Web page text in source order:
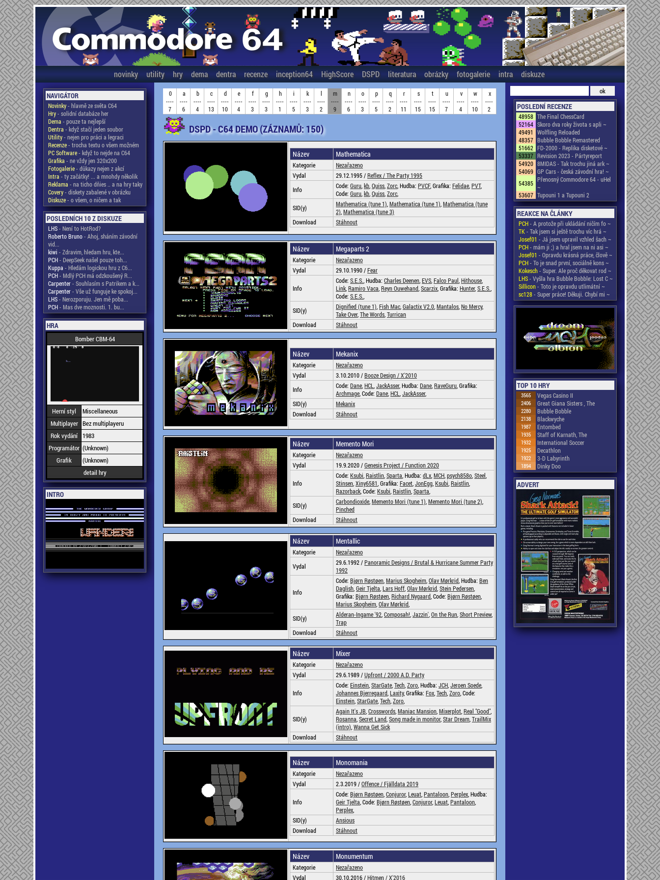
novinky utility hry dema dentra recenze inception64 HighScore DSPD literatura obrázky fotogalerie intra diskuze
NAVIGÁTOR
Novinky- hlavně ze světa C64
Hry- solidní databáze her
Dema - pouze ta nejlepší
Dentra - když stačí jeden soubor
Utility- nejen pro práci a legraci
Recenze- trocha textu o všem možném
PC Software- když to nejde na C64
Grafika - ne vždy jen 320x200
Fotogalerie- důkazy nejen z akcí
Intra - ty začátky! ... a mnohdy několik
Reklama - na ticho dňies .. a na hry taky
Covery- diskety zabalené v obrázku
Diskuze- o všem, o ničem a tak
POSLEDNÍCH 10 Z DISKUZE
LHS- Není to HotRod?
Roberto Bruno- Ahoj, sháním závodní
vid...
kiwi - Zdravim, hledam hru, kte...
PCH- DeepSeek našel pouze toh...
Kuppa - Hledám logickou hru z C6...
PCH- Mdlý PCH má odzkoušený R...
Carpenter- Souhlasím s Patrikem a k...
Carpenter- Vše už funguje ke spokoj...
LHS- Nerozporuju. Jen mě poba...
PCH- Mas dve moznosti. 1. bu...
HRA
Bomber CBM-64
Herní styl
Miscellaneous
Multiplayer Bez multiplayeru
Rok vydání
1983
Programátor (Unknown)
Grafik
(Unknown)
detail hry
INTRO
0
----
7
a
----
6
b
----
4
c
----
13
d
----
10
e
----
4
f
----
3
g
----
3
h
----
1
i
----
5
k
----
3
l
----
2
m
----
9
n
----
6
o
----
3
p
----
5
q
----
2
r
----
11
s
----
15
t
----
15
u
----
7
v
----
4
w
----
10
x
----
2
DSPD - C64 DEMO (ZÁZNAMŮ: 150)
Název Mathematica
Kategorie
Nezařazeno
Vydal
29.12.1995 /Reflex /The Party 1995
Info
Code: Guru kb Quiss Zorc , Hudba: PVCF, Grafika: Felidae PVT,
Code: Guru kb Quiss Zorc
SID(y)
Mathematica (tune 1) Mathematica (tune 1) Mathematica (tune
2) Mathematica (tune 3)
Download
Stáhnout
Název Megaparts 2
Kategorie
Nezařazeno
Vydal
29.10.1990 /Fear
Info
Code: S.E.S. , Hudba: Charles Deenen EVS Falco Paul Hithouse
Link Ramiro Vaca Reyn Ouwehand Scarzix , Grafika: Hunter, S.E.S.
Code: S.E.S.
SID(y)
Dignified (tune 1) Fish Mac Galactix V2.0 Mantalos No Mercy,
Take Over, The Words Turrican
Download
Stáhnout
Název Mekanix
Kategorie
Nezařazeno
Vydal
3.10.2010 /Booze Design /X'2010
Info
Code: Dane HCL JackAsser, Hudba: Dane RaveGuru , Grafika:
Archmage , Code: Dane HCL JackAsser,
SID(y)
Mekanix
Download
Stáhnout
Název Memento Mori
Kategorie
Nezařazeno
Vydal
19.9.2020 /Genesis Project /Function 2020
Info
Code: Ksubi Raistlin Sparta , Hudba: dLx MCH psych858o Steel
Stinsen Xiny6581 , Grafika: Facet JonEgg Ksubi Raistlin
Razorback , Code: Ksubi Raistlin Sparta
SID(y)
Carbondioxide Memento Mori (tune 1) Memento Mori (tune 2)
Pinched
Download
Stáhnout
Název Mentallic
Kategorie
Nezařazeno
Vydal
29.6.1992 /Panoramic Designs /Brutal & Hurricane Summer Party
1992
Info
Code: Bjørn Røstøen Marius Skogheim Olav Mørkrid , Hudba: Ben
Daglish Geir Tjelta Lars Hoff Olav Mørkrid Stein Pedersen
Grafika: Bjørn Røstøen Richard Nygaard , Code: Bjørn Røstøen
Marius Skogheim Olav Mørkrid
SID(y)
Alderan-Ingame '92 Composah! Jazzin' On the Run Short Preview,
Trap
Download
Stáhnout
Název Mixer
Kategorie
Nezařazeno
Vydal
29.6.1989 /Upfront /2000 A.D. Party
Info
Code: Einstein StarGate Tech Zoro , Hudba: JCH Jeroen Soede
Johannes Bjerregaard Laxity, Grafika: Fox Tech Zoro , Code:
Einstein StarGate Tech Zoro
SID(y)
Again It's JB Crosswords Maniac Mansion Mixerplot Real "Good"
Rosanna Secret Land Song made in monitor, Star Dream TrailMix
(intro) Wanna Get Sick
Download
Stáhnout
Název Monomania
Kategorie
Nezařazeno
Vydal
2.3.2019 /Offence /Fjälldata 2019
Info
Code: Bjørn Røstøen Conjuror, Leuat Pantaloon Perplex , Hudba:
Geir Tjelta , Code: Bjørn Røstøen Conjuror, Leuat Pantaloon
Perplex
SID(y)
Ansious
Download
Stáhnout
Název Monumentum
Kategorie
Nezařazeno
Vydal
30.10.2016 /Hitmen /X'2016
POSLEDNÍ RECENZE
48958 The Final ChessCard
52164 Skoro dva roky života s apli ~
49491
Wolfling Reloaded
48357 Bubble Bobble Remastered
51662 FD-2000 - Replika disketové ~
53337 Revision 2023 - Pártyreport
54920 8MIDAS - Tak trochu jiná ark ~
54069 GP Cars - česká závodní hra! ~
54385 Přenosný Commodore 64 - uHel
~
53607 Tupouni 1 a Tupouni 2
REAKCE NA ČLÁNKY
PCH- A protože při ukládání ničím fo ~
TK- Tak jsem si ještě trochu víc hrá ~
Josef01 - Já jsem upravil vzhled šach ~
PCH- mám ji ;) a hral jsem na ni asi ~
Josef01 - Opravdu krásná práce, člově ~
PCH- To je snad první, sociálně kons ~
Kokesch- Super. Ale proč děkovat rod ~
LHS- Vyšla hra Bubble Bobble: Lost C ~
Sillicon- Toto je opravdu utlimátní ~
sc128- Super práce! Děkuji. Chybí mi ~
TOP 10 HRY
3565 Vegas Casino II
2406 Great Giana Sisters , The
2280 Bubble Bobble
2138 Blackwyche
1987 Entombed
1935 Staff of Karnath, The
1932 International Soccer
1925 Decathlon
1922 3-D Labyrinth
1894 Dinky Doo
ADVERT